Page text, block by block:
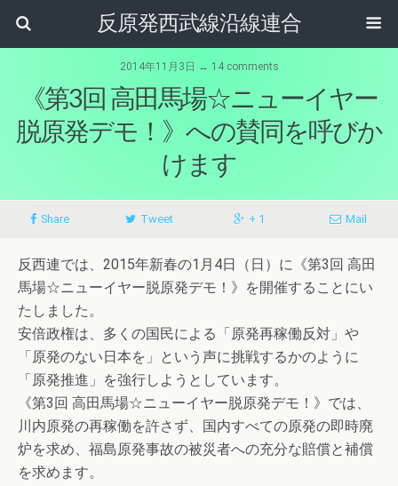
反原発西武線沿線連合
2014年11月3日 ↔ 14 comments
《第3回 高田馬場☆ニューイヤー
脱原発デモ！》への賛同を呼びか
けます
Share Tweet + 1 Mail
反西連では、2015年新春の1月4日（日）に《第3回 高田
馬場☆ニューイヤー脱原発デモ！》を開催することにい
たしました。
安倍政権は、多くの国民による「原発再稼働反対」や
「原発のない日本を」という声に挑戦するかのように
「原発推進」を強行しようとしています。
《第3回 高田馬場☆ニューイヤー脱原発デモ！》では、
川内原発の再稼働を許さず、国内すべての原発の即時廃
炉を求め、福島原発事故の被災者への充分な賠償と補償
を求めます。